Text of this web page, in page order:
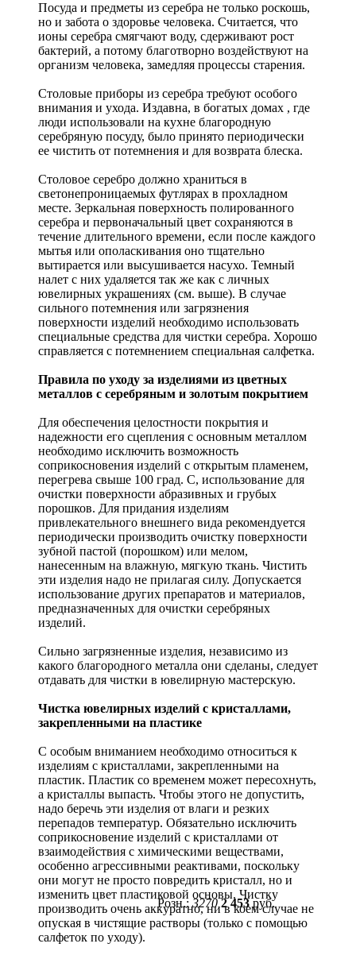
Розн.: 3270 2 453руб.
Посуда и предметы из серебра не только роскошь,
но и забота о здоровье человека. Считается, что
ионы серебра смягчают воду, сдерживают рост
бактерий, а потому благотворно воздействуют на
организм человека, замедляя процессы старения.
Столовые приборы из серебра требуют особого
внимания и ухода. Издавна, в богатых домах , где
люди использовали на кухне благородную
серебряную посуду, было принято периодически
ее чистить от потемнения и для возврата блеска.
Столовое серебро должно храниться в
светонепроницаемых футлярах в прохладном
месте. Зеркальная поверхность полированного
серебра и первоначальный цвет сохраняются в
течение длительного времени, если после каждого
мытья или ополаскивания оно тщательно
вытирается или высушивается насухо. Темный
налет с них удаляется так же как с личных
ювелирных украшениях (см. выше). В случае
сильного потемнения или загрязнения
поверхности изделий необходимо использовать
специальные средства для чистки серебра. Хорошо
справляется с потемнением специальная салфетка.
Правила по уходу за изделиями из цветных
металлов с серебряным и золотым покрытием
Для обеспечения целостности покрытия и
надежности его сцепления с основным металлом
необходимо исключить возможность
соприкосновения изделий с открытым пламенем,
перегрева свыше 100 град. С, использование для
очистки поверхности абразивных и грубых
порошков. Для придания изделиям
привлекательного внешнего вида рекомендуется
периодически производить очистку поверхности
зубной пастой (порошком) или мелом,
нанесенным на влажную, мягкую ткань. Чистить
эти изделия надо не прилагая силу. Допускается
использование других препаратов и материалов,
предназначенных для очистки серебряных
изделий.
Сильно загрязненные изделия, независимо из
какого благородного металла они сделаны, следует
отдавать для чистки в ювелирную мастерскую.
Чистка ювелирных изделий с кристаллами,
закрепленными на пластике
С особым вниманием необходимо относиться к
изделиям с кристаллами, закрепленными на
пластик. Пластик со временем может пересохнуть,
а кристаллы выпасть. Чтобы этого не допустить,
надо беречь эти изделия от влаги и резких
перепадов температур. Обязательно исключить
соприкосновение изделий с кристаллами от
взаимодействия с химическими веществами,
особенно агрессивными реактивами, поскольку
они могут не просто повредить кристалл, но и
изменить цвет пластиковой основы. Чистку
производить очень аккуратно, ни в коем случае не
опуская в чистящие растворы (только с помощью
салфеток по уходу).